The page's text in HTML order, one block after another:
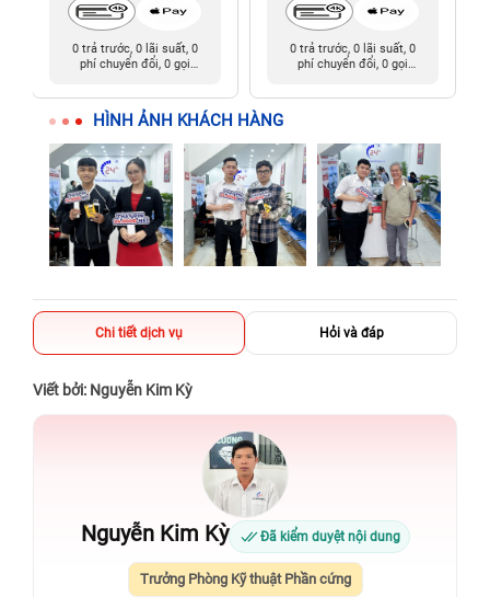
0 trả trước, 0 lãi suất, 0
phí chuyển đổi, 0 gọi
0 trả trước, 0 lãi suất, 0
phí chuyển đổi, 0 gọi
HÌNH ẢNH KHÁCH HÀNG
Chi tiết dịch vụ Hỏi và đáp
Viết bởi: Nguyễn Kim Kỳ
Nguyễn Kim Kỳ Đã kiểm duyệt nội dung
Trưởng Phòng Kỹ thuật Phần cứng